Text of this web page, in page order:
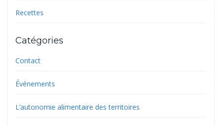
Recettes
Catégories
Contact
Événements
L’autonomie alimentaire des territoires